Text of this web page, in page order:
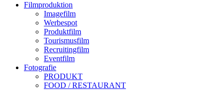
Filmproduktion
Imagefilm
Werbespot
Produktfilm
Tourismusfilm
Recruitingfilm
Eventfilm
Fotografie
PRODUKT
FOOD / RESTAURANT